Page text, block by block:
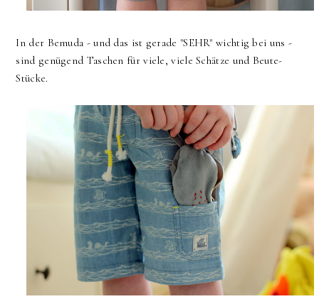
In der Bemuda - und das ist gerade "SEHR" wichtig bei uns -
sind genügend Taschen für viele, viele Schätze und Beute-
Stücke.